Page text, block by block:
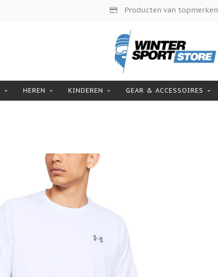
Producten van topmerken
HEREN KINDEREN GEAR & ACCESSOIRES